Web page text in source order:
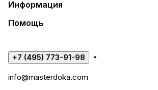
Информация
Помощь
+7 (495) 773-91-98
info@masterdoka.com